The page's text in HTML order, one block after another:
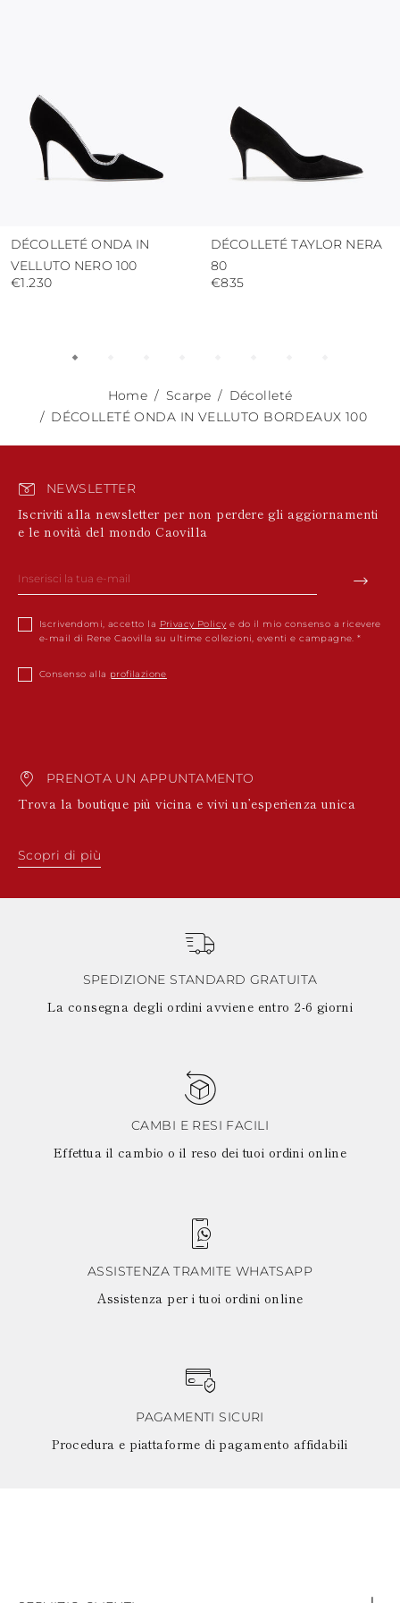
DÉCOLLETÉ ONDA IN
VELLUTO NERO 100
€1.230
DÉCOLLETÉ TAYLOR NERA
80
€835
Home Scarpe
Décolleté
DÉCOLLETÉ ONDA IN VELLUTO BORDEAUX 100
NEWSLETTER
Iscriviti alla newsletter per non perdere gli aggiornamenti
e le novità del mondo Caovilla
Iscrivendomi, accetto la Privacy Policy e do il mio consenso a ricevere
e-mail di Rene Caovilla su ultime collezioni, eventi e campagne.
Consenso alla profilazione
PRENOTA UN APPUNTAMENTO
Trova la boutique più vicina e vivi un’esperienza unica
Scopri di più
SPEDIZIONE STANDARD GRATUITA
La consegna degli ordini avviene entro 2-6 giorni
CAMBI E RESI FACILI
Effettua il cambio o il reso dei tuoi ordini online
ASSISTENZA TRAMITE WHATSAPP
Assistenza per i tuoi ordini online
PAGAMENTI SICURI
Procedura e piattaforme di pagamento affidabili